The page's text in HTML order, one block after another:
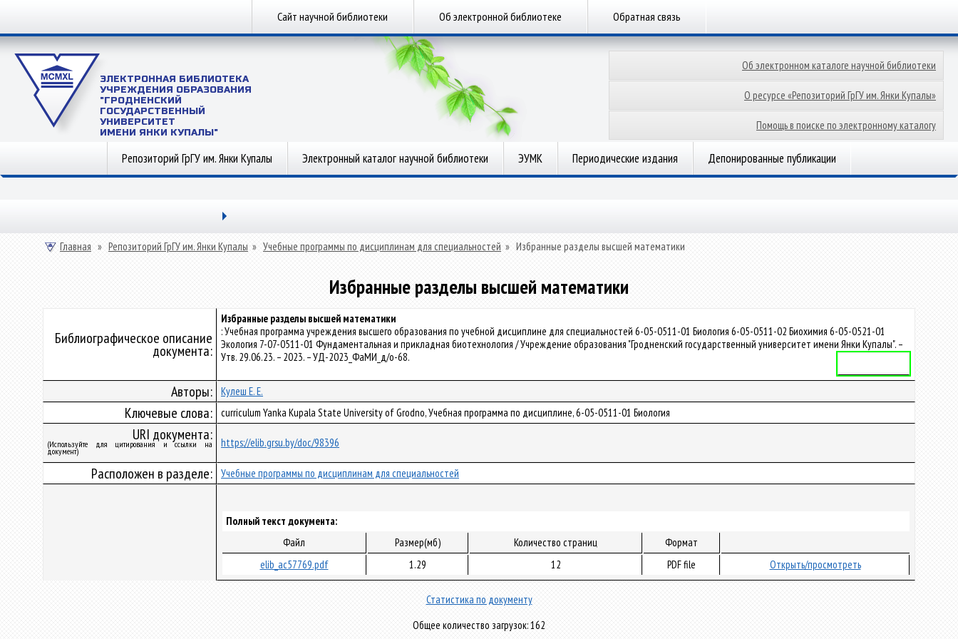
Сайт научной библиотеки Об электронной библиотеке Обратная связь
ЭЛЕКТРОННАЯ БИБЛИОТЕКА
УЧРЕЖДЕНИЯ ОБРАЗОВАНИЯ
"ГРОДНЕНСКИЙ
ГОСУДАРСТВЕННЫЙ
УНИВЕРСИТЕТ
ИМЕНИ ЯНКИ КУПАЛЫ"
Об электронном каталоге научной библиотеки
О ресурсе «Репозиторий ГрГУ им. Янки Купалы»
Помощь в поиске по электронному каталогу
Репозиторий ГрГУ им. Янки Купалы Электронный каталог научной библиотеки ЭУМК Периодические издания Депонированные публикации
Главная » Репозиторий ГрГУ им. Янки Купалы » Учебные программы по дисциплинам для специальностей » Избранные разделы высшей математики
Избранные разделы высшей математики
Библиографическое описание
документа:
Избранные разделы высшей математики
: Учебная программа учреждения высшего образования по учебной дисциплине для специальностей 6-05-0511-01 Биология 6-05-0511-02 Биохимия 6-05-0521-01
Экология 7-07-0511-01 Фундаментальная и прикладная биотехнология / Учреждение образования "Гродненский государственный университет имени Янки Купалы". –
Утв. 29.06.23. – 2023. – УД-2023_ФаМИ_д/о-68.
Авторы: Кулеш Е. Е.
Ключевые слова: curriculum Yanka Kupala State University of Grodno, Учебная программа по дисциплине, 6-05-0511-01 Биология
URI документа:
(Используйте для цитирования и ссылки на
документ)
https://elib.grsu.by/doc/98396
Расположен в разделе: Учебные программы по дисциплинам для специальностей
Полный текст документа:
Файл
Размер(мб) Количество страниц
Формат
elib_ac57769.pdf
1.29 12 PDF file Открыть/просмотреть
Статистика по документу
Общее количество загрузок: 162